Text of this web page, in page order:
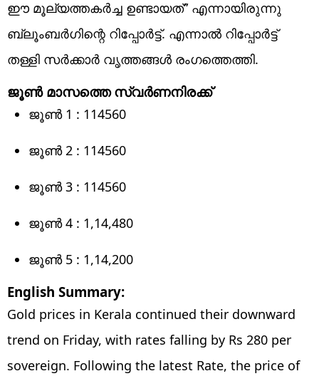
ഈ മൂല്യത്തകര്‍ച്ച ഉണ്ടായത്” എന്നായിരുന്നു
ബ്ലൂംബർഗിന്റെ റിപ്പോർട്ട്. എന്നാൽ റിപ്പോർട്ട്
തള്ളി സർക്കാർ വൃത്തങ്ങൾ രംഗത്തെത്തി.
ജൂൺ മാസത്തെ സ്വർണനിരക്ക്
ജൂൺ 1 : 114560
ജൂൺ 2 : 114560
ജൂൺ 3 : 114560
ജൂൺ 4 : 1,14,480
ജൂൺ 5 : 1,14,200
English Summary:
Gold prices in Kerala continued their downward
trend on Friday, with rates falling by Rs 280 per
sovereign. Following the latest Rate, the price of